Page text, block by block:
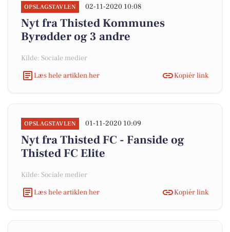
OPSLAGSTAVLEN 02-11-2020 10:08
Nyt fra Thisted Kommunes
Byrødder og 3 andre
Kilde: Sociale medier
Læs hele artiklen her
Kopiér link
OPSLAGSTAVLEN 01-11-2020 10:09
Nyt fra Thisted FC - Fanside og
Thisted FC Elite
Kilde: Sociale medier
Læs hele artiklen her
Kopiér link